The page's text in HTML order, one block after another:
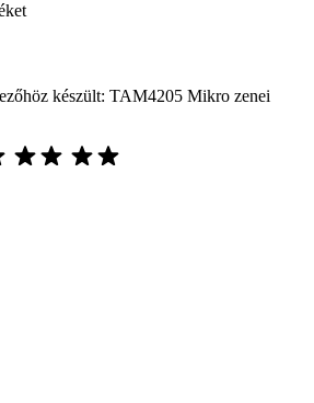
készült: TAM4205 Mikro zenei